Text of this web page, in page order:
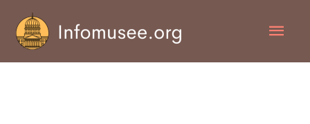
contenu